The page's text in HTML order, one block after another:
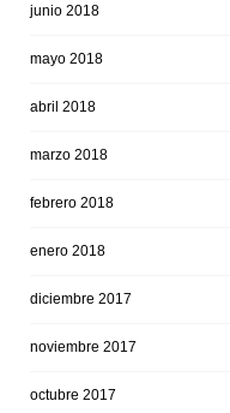
junio 2018
mayo 2018
abril 2018
marzo 2018
febrero 2018
enero 2018
diciembre 2017
noviembre 2017
octubre 2017